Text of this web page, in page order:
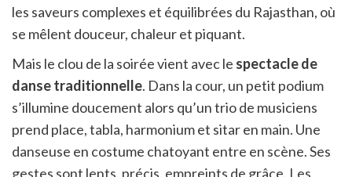
les saveurs complexes et équilibrées du Rajasthan, où
se mêlent douceur, chaleur et piquant.
Mais le clou de la soirée vient avec le spectacle de
danse traditionnelle. Dans la cour, un petit podium
s’illumine doucement alors qu’un trio de musiciens
prend place, tabla, harmonium et sitar en main. Une
danseuse en costume chatoyant entre en scène. Ses
gestes sont lents, précis, empreints de grâce. Les